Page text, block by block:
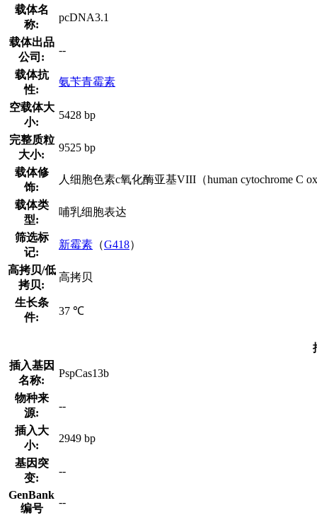
载体名
称:
pcDNA3.1
载体出品
公司:
--
载体抗
性:
氨苄青霉素
空载体大
小:
5428 bp
完整质粒
大小:
9525 bp
载体修
饰:
人细胞色素c氧化酶亚基VIII（human cytochrome C
载体类
型:
哺乳细胞表达
筛选标
记:
新霉素 （G418）
高拷贝/低
拷贝:
高拷贝
生长条
件:
37 ℃
插入基因
名称:
PspCas13b
物种来
源:
--
插入大
小:
2949 bp
基因突
变:
--
GenBank
编号
--